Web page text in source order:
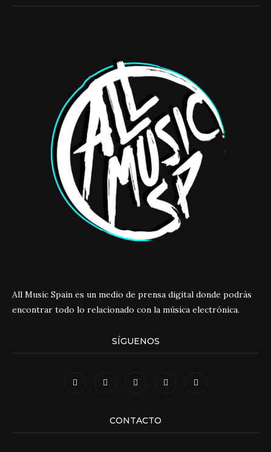
All Music Spain es un medio de prensa digital donde podrás
encontrar todo lo relacionado con la música electrónica.
SÍGUENOS
CONTACTO